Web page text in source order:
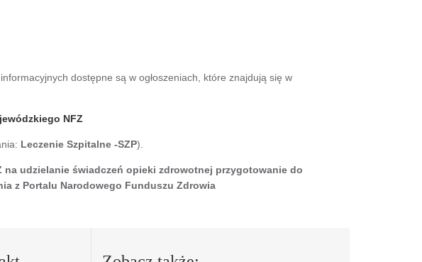
dostępne są w ogłoszeniach, które znajdują się w
NFZ
Leczenie Szpitalne -SZP).
na udzielanie świadczeń opieki zdrowotnej przygotowanie do
z Portalu Narodowego Funduszu Zdrowia